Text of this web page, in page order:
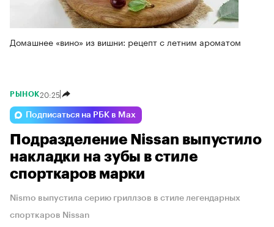
Домашнее «вино» из вишни: рецепт с летним ароматом
РЫНОК20:25
Подписаться на РБК в Max
Подразделение Nissan выпустило
накладки на зубы в стиле
спорткаров марки
Nismo выпустила серию гриллзов в стиле легендарных
спорткаров Nissan